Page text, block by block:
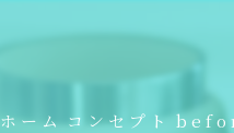
ホーム コンセプト